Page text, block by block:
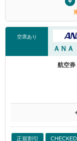
空席あり
ＡＮＡ
航空券
正規割引